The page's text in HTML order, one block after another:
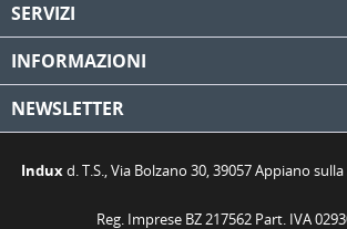
SERVIZI
INFORMAZIONI
NEWSLETTER
Indux d. T.S., Via Bolzano 30, 39057 Appiano
Reg. Imprese BZ 217562 Part. IVA